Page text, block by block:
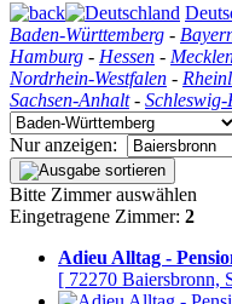
Baden-Württemberg -
Hamburg - Hessen -
Nordrhein-Westfalen -
Sachsen-Anhalt-
Nur anzeigen:
Bitte Zimmer auswählen
Eingetragene Zimmer: 2
Adieu Alltag -
[ 72270 Baiersbronn,